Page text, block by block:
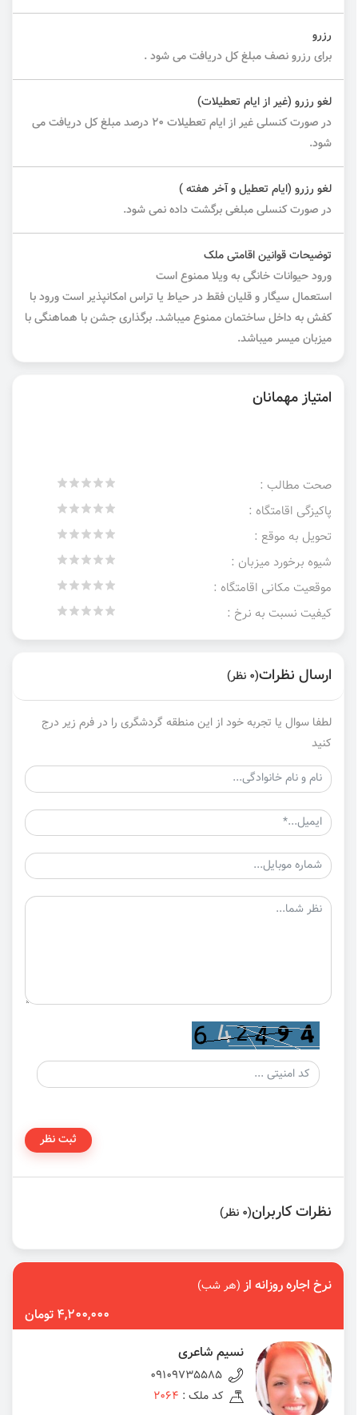
رزرو
برای رزرو نصف مبلغ کل دریافت می شود .
لغو رزرو (غیر از ایام تعطیلات)
در صورت کنسلی غیر از ایام تعطیلات ۲۰ درصد مبلغ کل دریافت می
شود.
لغو رزرو (ایام تعطیل و آخر هفته )
در صورت کنسلی مبلغی برگشت داده نمی شود.
توضیحات قوانین اقامتی ملک
ورود حیوانات خانگی به ویلا ممنوع است
استعمال سیگار و قلیان فقط در حیاط یا تراس امکانپذیر است ورود با
کفش به داخل ساختمان ممنوع میباشد. برگذاری جشن با هماهنگی با
میزبان میسر میباشد.
امتیاز مهمانان
صحت مطالب :
پاکیزگی اقامتگاه :
تحویل به موقع :
شیوه برخورد میزبان :
موقعیت مکانی اقامتگاه :
کیفیت نسبت به نرخ :
ارسال نظرات(0 نظر)
لطفا سوال یا تجربه خود از این منطقه گردشگری را در فرم زیر درج
کنید
ثبت نظر
نظرات کاربران(0 نظر)
نرخ اجاره روزانه از(هر شب)
4,200,000 تومان
نسیم شاعری
09109735585
کد ملک : 2064